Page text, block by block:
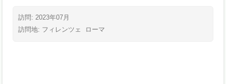
訪問: 2023年07月
訪問地: フィレンツェ ローマ